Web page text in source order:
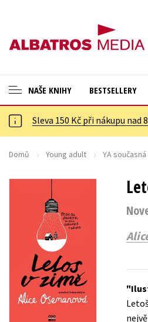
NAŠE KNIHY
ANGLICKÉ KNIHY -20 %
VÝPRODEJ -70 %
ASTERIX S DÁRKEM
🎁DÁRKOVÉ PUBLIKACE
✉️ DÁRKOVÉ POUKAZY
Auto - moto
Beletrie pro děti
Beletrie pro dospělé
BESTSELLERY
Sleva 150 Kč při nákupu nad
Domů Young adult YA